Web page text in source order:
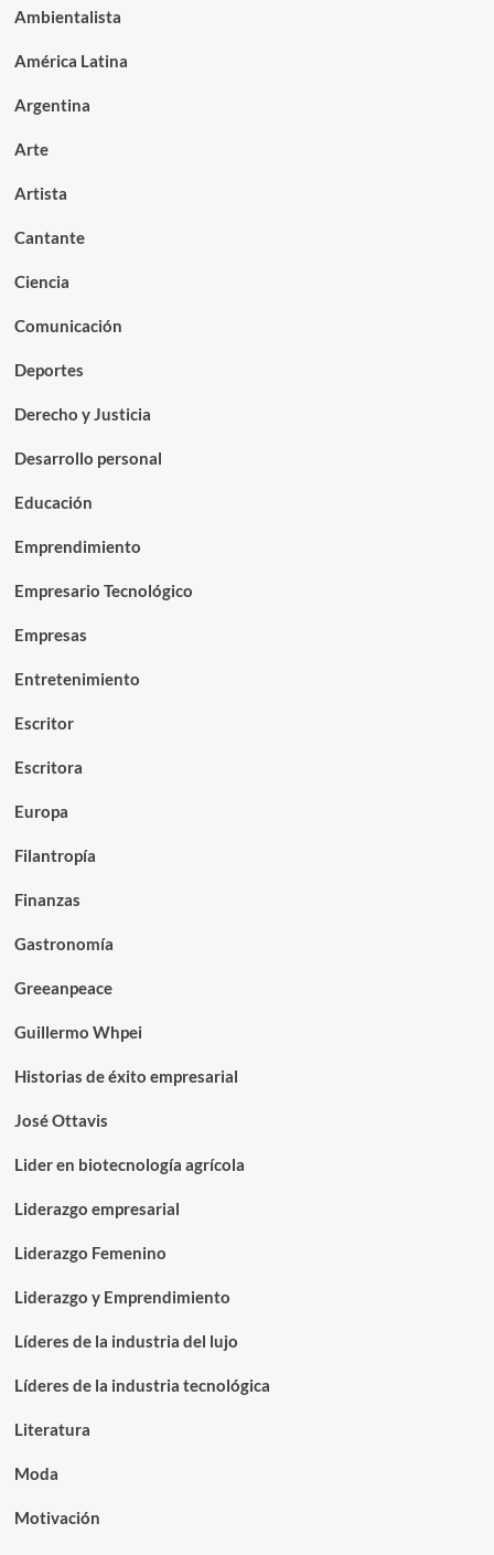
Ambientalista
América Latina
Argentina
Arte
Artista
Cantante
Ciencia
Comunicación
Deportes
Derecho y Justicia
Desarrollo personal
Educación
Emprendimiento
Empresario Tecnológico
Empresas
Entretenimiento
Escritor
Escritora
Europa
Filantropía
Finanzas
Gastronomía
Greeanpeace
Guillermo Whpei
Historias de éxito empresarial
José Ottavis
Lider en biotecnología agrícola
Liderazgo empresarial
Liderazgo Femenino
Liderazgo y Emprendimiento
Líderes de la industria del lujo
Líderes de la industria tecnológica
Literatura
Moda
Motivación